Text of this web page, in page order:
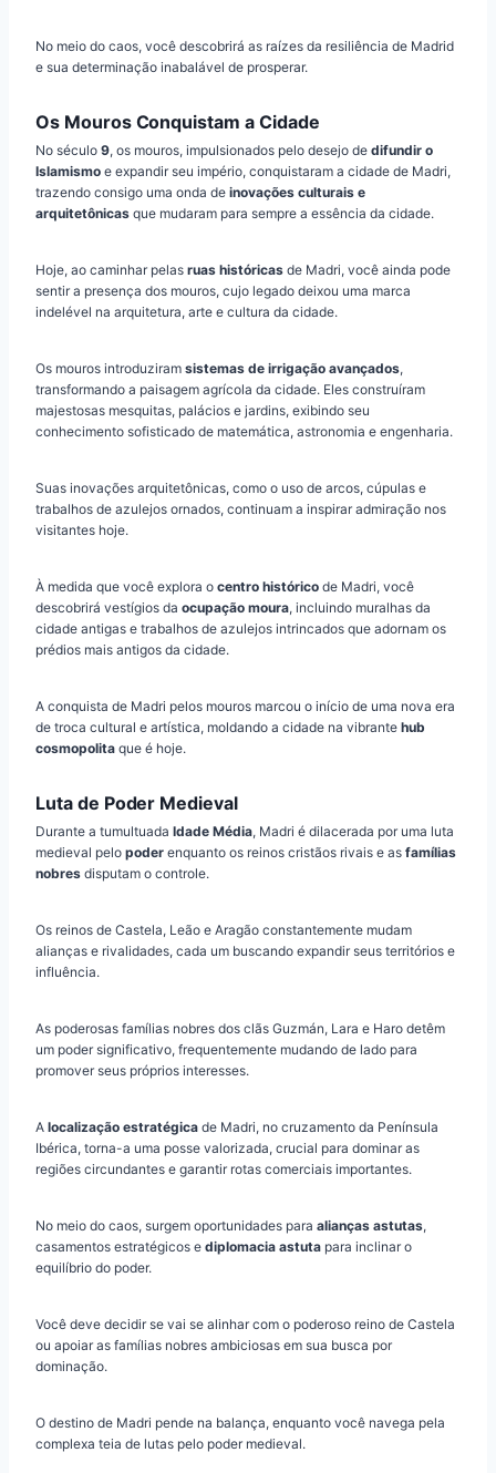
No meio do caos, você descobrirá as raízes da resiliência de Madrid
e sua determinação inabalável de prosperar.
Os Mouros Conquistam a Cidade
No século 9, os mouros, impulsionados pelo desejo de difundir o
Islamismo e expandir seu império, conquistaram a cidade de Madri,
trazendo consigo uma onda de inovações culturais e
arquitetônicas que mudaram para sempre a essência da cidade.
Hoje, ao caminhar pelas ruas históricas de Madri, você ainda pode
sentir a presença dos mouros, cujo legado deixou uma marca
indelével na arquitetura, arte e cultura da cidade.
Os mouros introduziram sistemas de irrigação avançados,
transformando a paisagem agrícola da cidade. Eles construíram
majestosas mesquitas, palácios e jardins, exibindo seu
conhecimento sofisticado de matemática, astronomia e engenharia.
Suas inovações arquitetônicas, como o uso de arcos, cúpulas e
trabalhos de azulejos ornados, continuam a inspirar admiração nos
visitantes hoje.
À medida que você explora o centro histórico de Madri, você
descobrirá vestígios da ocupação moura, incluindo muralhas da
cidade antigas e trabalhos de azulejos intrincados que adornam os
prédios mais antigos da cidade.
A conquista de Madri pelos mouros marcou o início de uma nova era
de troca cultural e artística, moldando a cidade na vibrante hub
cosmopolita que é hoje.
Luta de Poder Medieval
Durante a tumultuada Idade Média, Madri é dilacerada por uma luta
medieval pelo poder enquanto os reinos cristãos rivais e as famílias
nobres disputam o controle.
Os reinos de Castela, Leão e Aragão constantemente mudam
alianças e rivalidades, cada um buscando expandir seus territórios e
influência.
As poderosas famílias nobres dos clãs Guzmán, Lara e Haro detêm
um poder significativo, frequentemente mudando de lado para
promover seus próprios interesses.
A localização estratégica de Madri, no cruzamento da Península
Ibérica, torna-a uma posse valorizada, crucial para dominar as
regiões circundantes e garantir rotas comerciais importantes.
No meio do caos, surgem oportunidades para alianças astutas,
casamentos estratégicos e diplomacia astuta para inclinar o
equilíbrio do poder.
Você deve decidir se vai se alinhar com o poderoso reino de Castela
ou apoiar as famílias nobres ambiciosas em sua busca por
dominação.
O destino de Madri pende na balança, enquanto você navega pela
complexa teia de lutas pelo poder medieval.